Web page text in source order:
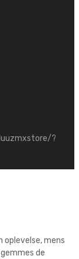
?
oplevelse, mens
de